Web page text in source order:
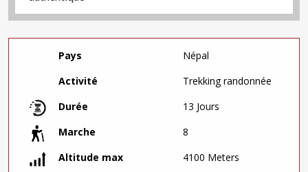
Pays
Népal
Activité
Trekking randonnée
Durée
13 Jours
Marche
8
Altitude max
4100 Meters